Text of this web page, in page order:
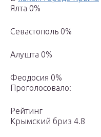
Ялта 0%
Севастополь 0%
Алушта 0%
Феодосия 0%
Проголосовало:
Рейтинг
Крымский бриз 4.8